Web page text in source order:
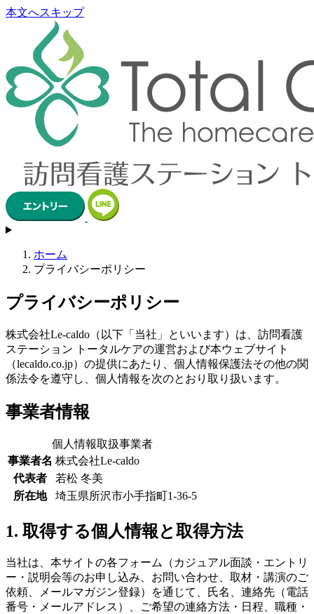
本文へスキップ
ホーム
プライバシーポリシー
プライバシーポリシー
株式会社Le-caldo（以下「当社」といいます）は、訪問看護
ステーション トータルケアの運営および本ウェブサイト
（lecaldo.co.jp）の提供にあたり、個人情報保護法その他の関
係法令を遵守し、個人情報を次のとおり取り扱います。
事業者情報
個人情報取扱事業者
事業者名 株式会社Le-caldo
代表者
若松 冬美
所在地
埼玉県所沢市小手指町1-36-5
1. 取得する個人情報と取得方法
当社は、本サイトの各フォーム（カジュアル面談・エントリ
ー・説明会等のお申し込み、お問い合わせ、取材・講演のご
依頼、メールマガジン登録）を通じて、氏名、連絡先（電話
番号・メールアドレス）、ご希望の連絡方法・日程、職種・